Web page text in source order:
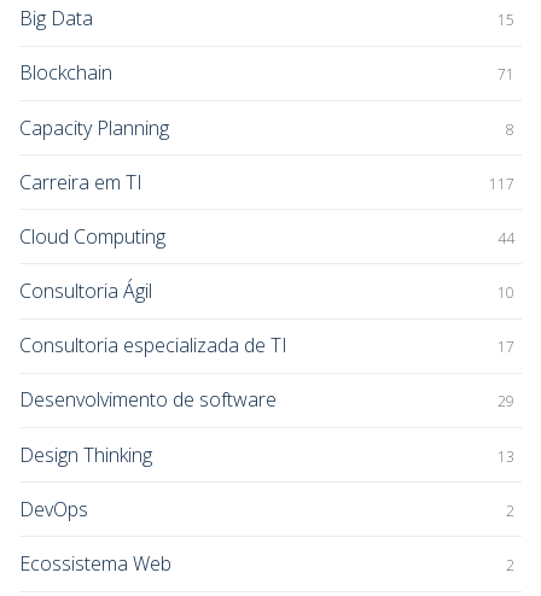
Big Data 15
Blockchain 71
Capacity Planning 8
Carreira em TI 117
Cloud Computing 44
Consultoria Ágil 10
Consultoria especializada de TI 17
Desenvolvimento de software 29
Design Thinking 13
DevOps 2
Ecossistema Web 2